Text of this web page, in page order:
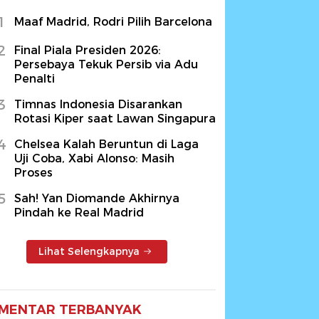
Maaf Madrid, Rodri Pilih Barcelona
Final Piala Presiden 2026:
Persebaya Tekuk Persib via Adu
Penalti
Timnas Indonesia Disarankan
Rotasi Kiper saat Lawan Singapura
Chelsea Kalah Beruntun di Laga
Uji Coba, Xabi Alonso: Masih
Proses
Sah! Yan Diomande Akhirnya
Pindah ke Real Madrid
Lihat Selengkapnya
TERBANYAK